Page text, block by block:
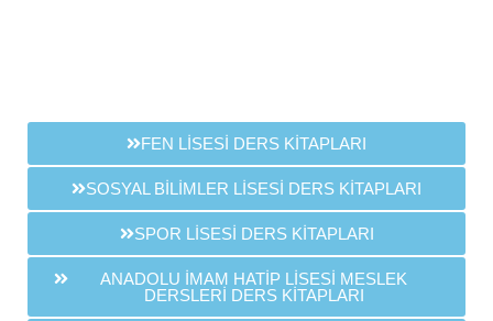
FEN LİSESİ DERS KİTAPLARI
SOSYAL BİLİMLER LİSESİ DERS KİTAPLARI
SPOR LİSESİ DERS KİTAPLARI
ANADOLU İMAM HATİP LİSESİ MESLEK
DERSLERİ DERS KİTAPLARI